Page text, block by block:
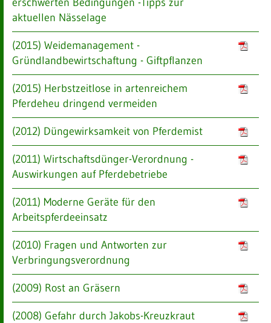
aktuellen Nässelage
(2015) Weidemanagement -
Gründlandbewirtschaftung - Giftpflanzen
(2015) Herbstzeitlose in artenreichem
Pferdeheu dringend vermeiden
(2012) Düngewirksamkeit von Pferdemist
(2011) Wirtschaftsdünger-Verordnung -
Auswirkungen auf Pferdebetriebe
(2011) Moderne Geräte für den
Arbeitspferdeeinsatz
(2010) Fragen und Antworten zur
Verbringungsverordnung
(2009) Rost an Gräsern
(2008) Gefahr durch Jakobs-Kreuzkraut